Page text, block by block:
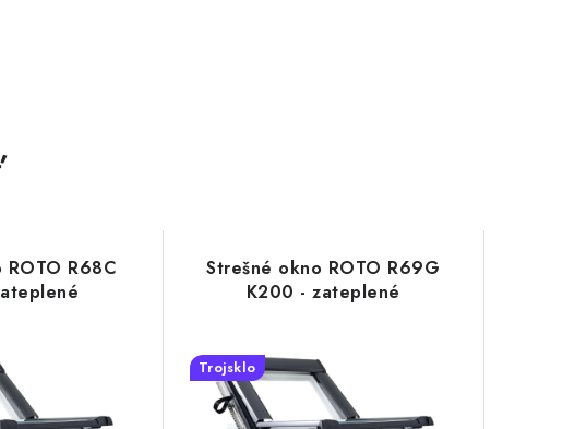
R68C
Strešné okno ROTO R69G
K200 - zateplené
Trojsklo